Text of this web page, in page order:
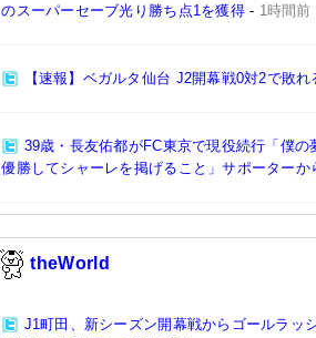
のスーパーセーブ光り勝ち点1を獲得- 1時間前
【速報】ベガルタ仙台 J2開幕戦0対2で敗れ
39歳・長友佑都がFC東京で現役続行「僕
優勝してシャーレを掲げること」サポーターか
theWorld
J1町田、新シーズン開幕戦からゴールラッ